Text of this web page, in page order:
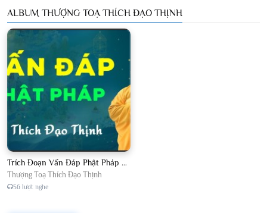
ALBUM THƯỢNG TOẠ THÍCH ĐẠO THỊNH
Trích Đoạn Vấn Đáp Phật Pháp 2026
Thượng Toạ Thích Đạo Thịnh
56 lượt nghe